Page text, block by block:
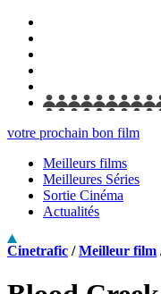
votre prochain bon film
Meilleurs films
Meilleures Séries
Sortie Cinéma
Actualités
Cinetrafic /Meilleur film